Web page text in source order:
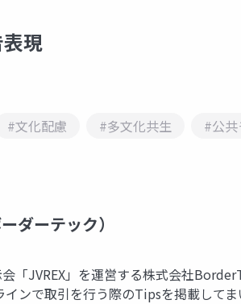
現
#文化配慮 #多文化共生 #公
ダーテック）
「JVREX」を運営する株式会社
ンで取引を行う際のTipsを掲載して